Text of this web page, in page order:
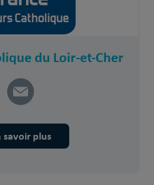
du Loir-et-Cher
savoir plus